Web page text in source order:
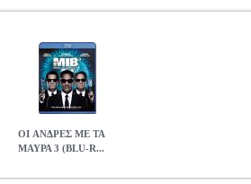
ΟΙ AΝΔΡΕΣ ΜΕ ΤΑ
ΜΑΥΡΑ 3 (BLU-R...